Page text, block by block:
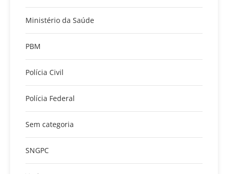
Ministério da Saúde
PBM
Polícia Civil
Polícia Federal
Sem categoria
SNGPC